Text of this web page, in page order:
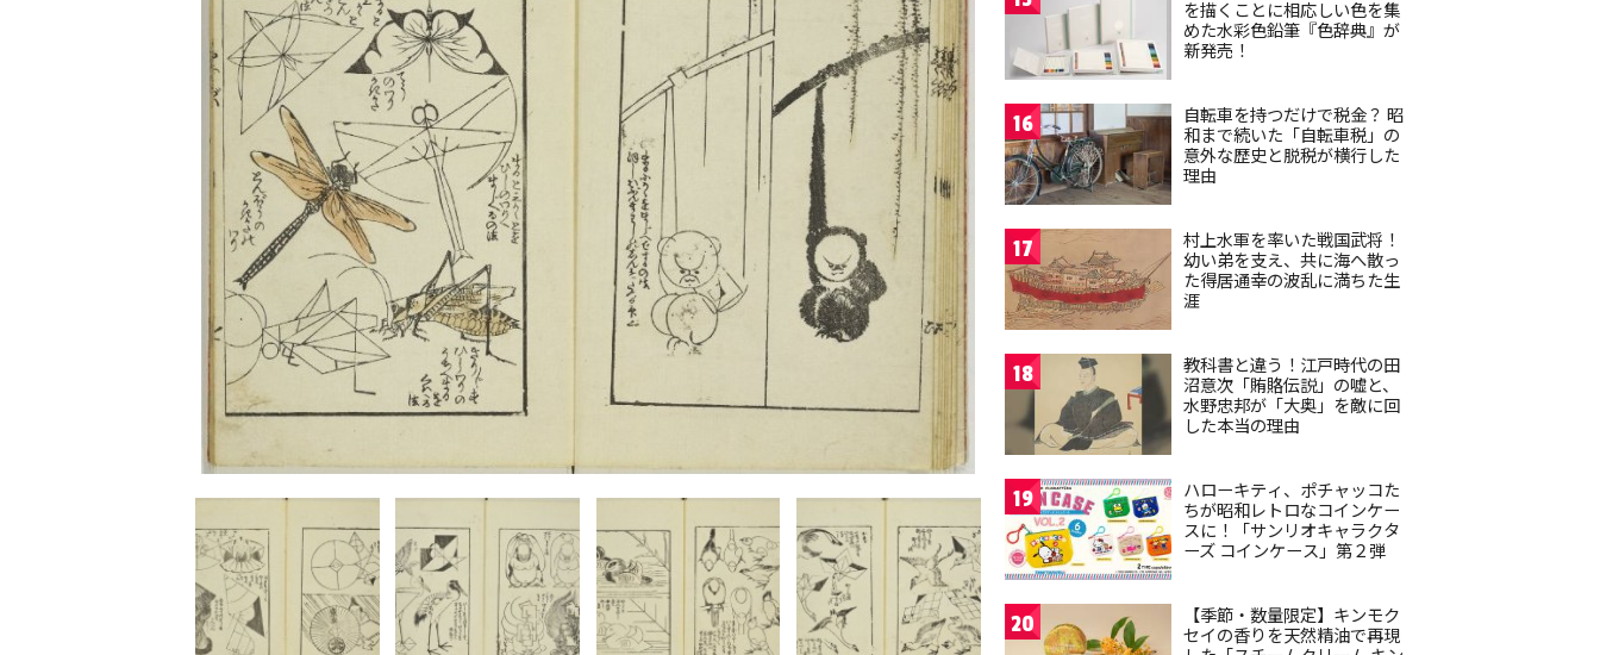
を描くことに相応しい色を集
めた水彩色鉛筆『色辞典』が
新発売！
16
自転車を持つだけで税金？ 昭
和まで続いた「自転車税」の
意外な歴史と脱税が横行した
理由
17
村上水軍を率いた戦国武将！
幼い弟を支え、共に海へ散っ
た得居通幸の波乱に満ちた生
涯
18
教科書と違う！江戸時代の田
沼意次「賄賂伝説」の嘘と、
水野忠邦が「大奥」を敵に回
した本当の理由
19
ハローキティ、ポチャッコた
ちが昭和レトロなコインケー
スに！「サンリオキャラクタ
ーズ コインケース」第２弾
20
【季節・数量限定】キンモク
セイの香りを天然精油で再現